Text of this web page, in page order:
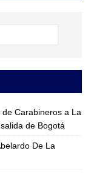
Carabineros a La
de Bogotá
De La